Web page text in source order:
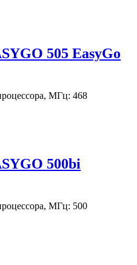
505 EasyGo
МГц: 468
500bi
МГц: 500